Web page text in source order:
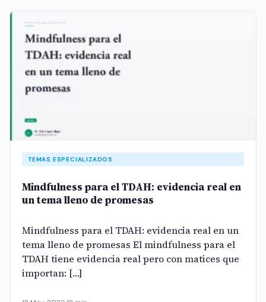
TEMAS ESPECIALIZADOS
Mindfulness para el TDAH: evidencia real en
un tema lleno de promesas
Mindfulness para el TDAH: evidencia real en un
tema lleno de promesas El mindfulness para el
TDAH tiene evidencia real pero con matices que
importan: […]